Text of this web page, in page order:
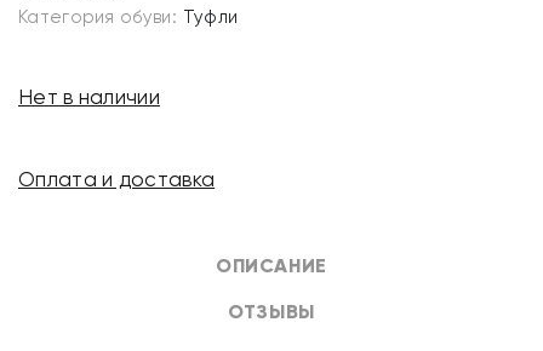
ОПИСАНИЕ
ОТЗЫВЫ
Категория обуви: Туфли
Нет в наличии
Оплата и доставка